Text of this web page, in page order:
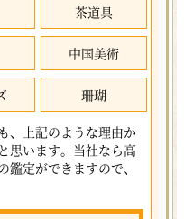
茶道具
中国美術
珊瑚
、上記のような理由か
思います。当社なら高
定ができますので、